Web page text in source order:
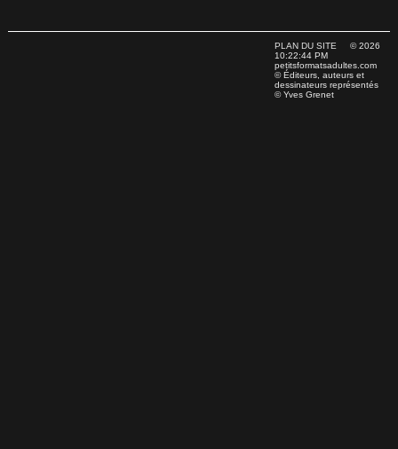
PLAN DU SITE © 2026
10:22:44 PM
petitsformatsadultes.com
© Éditeurs, auteurs et
dessinateurs représentés
© Yves Grenet